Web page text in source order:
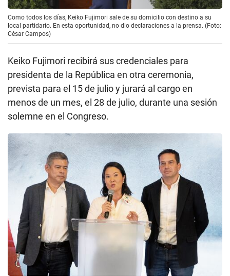
Como todos los días, Keiko Fujimori sale de su domicilio con destino a su
local partidario. En esta oportunidad, no dio declaraciones a la prensa. (Foto:
César Campos)
Keiko Fujimori recibirá sus credenciales para
presidenta de la República en otra ceremonia,
prevista para el 15 de julio y jurará al cargo en
menos de un mes, el 28 de julio, durante una sesión
solemne en el Congreso.